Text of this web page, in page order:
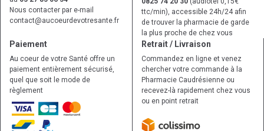
Nous contacter par e-mail
contact@aucoeurdevotresante.fr
ttc/min), accessible 24h/24 afin
de trouver la pharmacie de garde
la plus proche de chez vous
Paiement
Au coeur de votre Santé offre un
paiement entièrement sécurisé,
quel que soit le mode de
règlement
Retrait / Livraison
Commandez en ligne et venez
chercher votre commande à la
Pharmacie Caudrésienne ou
recevez-là rapidement chez vous
ou en point retrait